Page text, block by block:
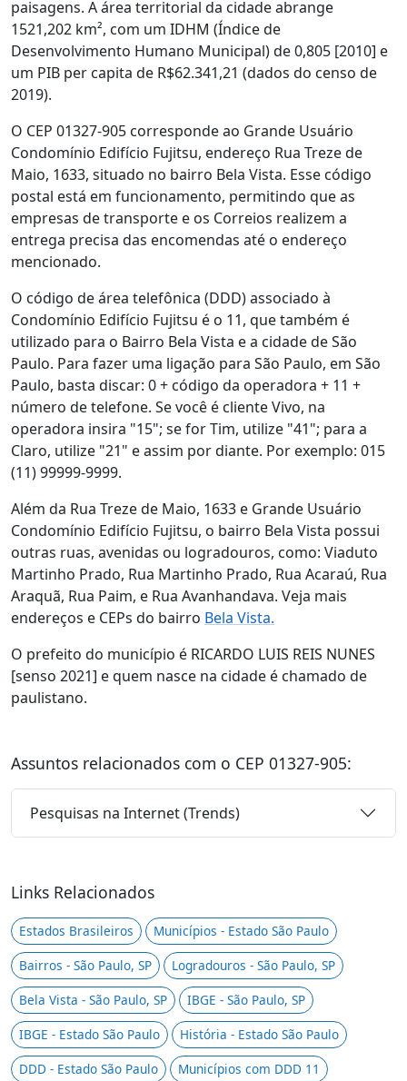
paisagens. A área territorial da cidade abrange
1521,202 km², com um IDHM (Índice de
Desenvolvimento Humano Municipal) de 0,805 [2010] e
um PIB per capita de R$62.341,21 (dados do censo de
2019).
O CEP 01327-905 corresponde ao Grande Usuário
Condomínio Edifício Fujitsu, endereço Rua Treze de
Maio, 1633, situado no bairro Bela Vista. Esse código
postal está em funcionamento, permitindo que as
empresas de transporte e os Correios realizem a
entrega precisa das encomendas até o endereço
mencionado.
O código de área telefônica (DDD) associado à
Condomínio Edifício Fujitsu é o 11, que também é
utilizado para o Bairro Bela Vista e a cidade de São
Paulo. Para fazer uma ligação para São Paulo, em São
Paulo, basta discar: 0 + código da operadora + 11 +
número de telefone. Se você é cliente Vivo, na
operadora insira "15"; se for Tim, utilize "41"; para a
Claro, utilize "21" e assim por diante. Por exemplo: 015
(11) 99999-9999.
Além da Rua Treze de Maio, 1633 e Grande Usuário
Condomínio Edifício Fujitsu, o bairro Bela Vista possui
outras ruas, avenidas ou logradouros, como: Viaduto
Martinho Prado, Rua Martinho Prado, Rua Acaraú, Rua
Araquã, Rua Paim, e Rua Avanhandava. Veja mais
endereços e CEPs do bairro Bela Vista.
O prefeito do município é RICARDO LUIS REIS NUNES
[senso 2021] e quem nasce na cidade é chamado de
paulistano.
Assuntos relacionados com o CEP 01327-905:
Pesquisas na Internet (Trends)
Links Relacionados
Estados Brasileiros
Municípios - Estado São Paulo
Bairros - São Paulo, SP
Logradouros - São Paulo, SP
Bela Vista - São Paulo, SP
IBGE - São Paulo, SP
IBGE - Estado São Paulo
História - Estado São Paulo
DDD - Estado São Paulo
Municípios com DDD 11